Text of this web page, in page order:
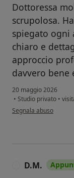
Dottoressa
scrupolosa.
spiegato ogni
chiaro e
approccio
davvero bene
20 maggio 2026
• Studio privato •
secondo l'opinione
Segnala abuso
D.M.